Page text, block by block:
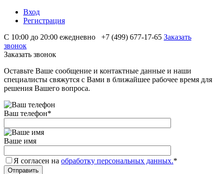
Вход
Регистрация
С 10:00 до 20:00 ежедневно
+7 (499) 677-17-65 Заказать
звонок
Заказать звонок
Оставьте Ваше сообщение и контактные данные и наши
специалисты свяжутся с Вами в ближайшее рабочее время для
решения Вашего вопроса.
Ваш телефон*
Ваше имя
Я согласен на обработку персональных данных.*